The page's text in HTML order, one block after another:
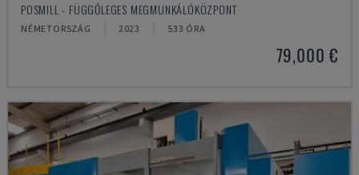
POSMILL - FÜGGŐLEGES MEGMUNKÁLÓKÖZPONT
NÉMETORSZÁG 2023 533 ÓRA
79,000 €